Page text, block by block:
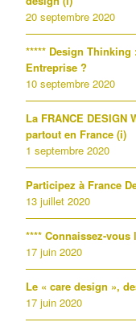
20 septembre 2020
***** Design Thinking
Entreprise ?
10 septembre 2020
La FRANCE DESIGN
partout en France (i)
1 septembre 2020
Participez à France
13 juillet 2020
**** Connaissez-
17 juin 2020
Le « care design »,
17 juin 2020